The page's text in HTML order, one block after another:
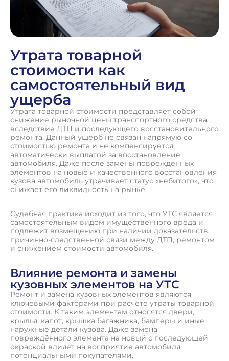
Утрата товарной
стоимости как
самостоятельный вид
ущерба
Утрата товарной стоимости представляет собой
снижение рыночной цены транспортного средства
вследствие ДТП и последующего восстановительного
ремонта. Данный ущерб не связан напрямую со
стоимостью ремонта и не компенсируется
автоматически выплатой за восстановление
автомобиля. Даже после замены повреждённых
элементов на новые и качественного восстановления
кузова автомобиль утрачивает статус «небитого», что
снижает его ликвидность на рынке.
Судебная практика исходит из того, что УТС является
самостоятельным видом имущественного вреда и
подлежит возмещению при наличии доказательств
причинно-следственной связи между ДТП, ремонтом
и снижением стоимости автомобиля.
Влияние ремонта и замены
кузовных элементов на УТС
Ремонт и замена кузовных элементов являются
ключевыми факторами при расчёте утраты товарной
стоимости. К таким элементам относятся двери,
крылья, капот, крышка багажника, бамперы и иные
наружные детали кузова. Даже замена
повреждённого элемента на новый с последующей
окраской влияет на восприятие автомобиля
потенциальными покупателями.